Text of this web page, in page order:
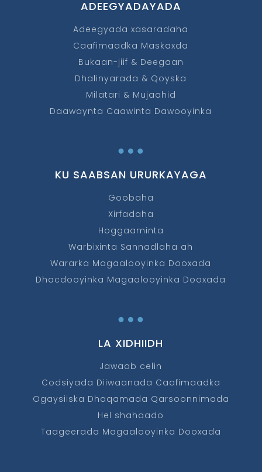
ADEEGYADAYADA
Adeegyada xasaradaha
Caafimaadka Maskaxda
Bukaan-jiif & Deegaan
Dhalinyarada & Qoyska
Milatari & Mujaahid
Daawaynta Caawinta Dawooyinka
…
KU SAABSAN URURKAYAGA
Goobaha
Xirfadaha
Hoggaaminta
Warbixinta Sannadlaha ah
Wararka Magaalooyinka Dooxada
Dhacdooyinka Magaalooyinka Dooxada
…
LA XIDHIIDH
Jawaab celin
Codsiyada Diiwaanada Caafimaadka
Ogaysiiska Dhaqamada Qarsoonnimada
Hel shahaado
Taageerada Magaalooyinka Dooxada